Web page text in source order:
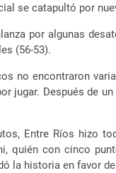
se catapultó por
por algunas
(56-53).
no encontraron
jugar. Después de
Entre Ríos hizo
quién con cinco
la historia en favor